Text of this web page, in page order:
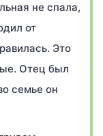
не спала,
от
Это
Отец был
семье он